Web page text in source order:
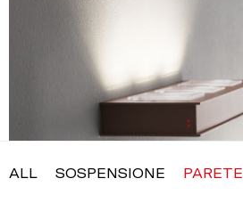
ALL SOSPENSIONE PARETE